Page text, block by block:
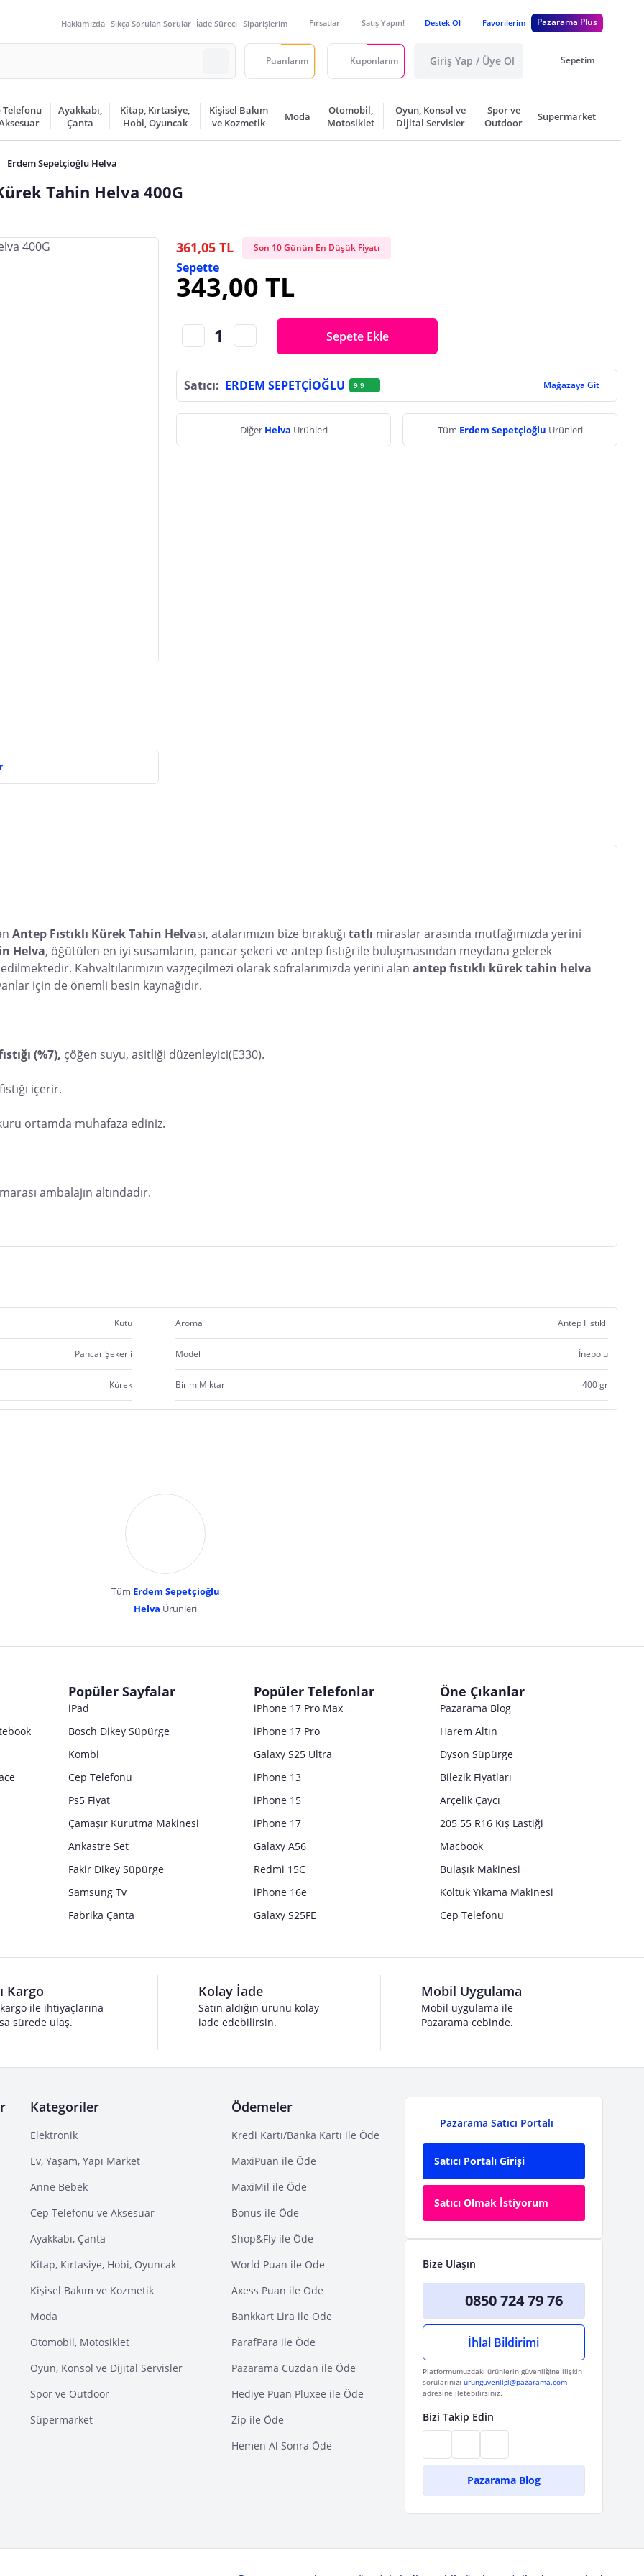
Hakkımızda Sıkça Sorulan Sorular İade Süreci Siparişlerim Fırsatlar Satış Yapın! Destek Ol Favorilerim Pazarama Plus
Puanlarım Kuponlarım Giriş Yap / Üye Ol Sepetim
Telefonu
Ayakkabı,
Çanta
Kitap, Kırtasiye,
Hobi, Oyuncak
Kişisel Bakım
ve Kozmetik
Moda
Otomobil,
Motosiklet
Oyun, Konsol ve
Dijital Servisler
Spor ve
Outdoor
Süpermarket
Erdem Sepetçioğlu Helva
Tahin Helva 400G
361,05 TL Son 10 Günün En Düşük Fiyatı
Sepette
343,00 TL
Sepete Ekle
Satıcı: ERDEM SEPETÇİOĞLU 9.9 Mağazaya Git
Diğer Helva Ürünleri Tüm Erdem Sepetçioğlu Ürünleri
Antep Fıstıklı Kürek Tahin Helvası, atalarımızın bize bıraktığı tatlı miraslar arasında mutfağımızda yerini
Helva, öğütülen en iyi susamların, pancar şekeri ve antep fıstığı ile buluşmasından meydana gelerek
Kahvaltılarımızın vazgeçilmezi olarak sofralarımızda yerini alan
için de önemli besin kaynağıdır.
(%7), çöğen suyu, asitliği düzenleyici(E330).
içerir.
ortamda muhafaza ediniz.
ambalajın altındadır.
Kutu Aroma Antep Fıstıklı
Pancar Şekerli Model İnebolu
Kürek Birim Miktarı 400 gr
Satıcı bilgi girişi yapmamıştır.
Satıcı bilgi girişi yapmamıştır.
Satıcı bilgi girişi yapmamıştır.
Satıcı bilgi girişi yapmamıştır.
Tüm Erdem Sepetçioğlu
Helva Ürünleri
Popüler Sayfalar
iPad
Bosch Dikey Süpürge
Kombi
Cep Telefonu
Ps5 Fiyat
Çamaşır Kurutma Makinesi
Ankastre Set
Fakir Dikey Süpürge
Samsung Tv
Fabrika Çanta
Popüler Telefonlar
iPhone 17 Pro Max
iPhone 17 Pro
Galaxy S25 Ultra
iPhone 13
iPhone 15
iPhone 17
Galaxy A56
Redmi 15C
iPhone 16e
Galaxy S25FE
Öne Çıkanlar
Pazarama Blog
Harem Altın
Dyson Süpürge
Bilezik Fiyatları
Arçelik Çaycı
205 55 R16 Kış Lastiği
Macbook
Bulaşık Makinesi
Koltuk Yıkama Makinesi
Cep Telefonu
Kargo
kargo ile ihtiyaçlarına
sürede ulaş.
Kolay İade
Satın aldığın ürünü kolay
iade edebilirsin.
Mobil Uygulama
Mobil uygulama ile
Pazarama cebinde.
Kategoriler
Elektronik
Ev, Yaşam, Yapı Market
Anne Bebek
Cep Telefonu ve Aksesuar
Ayakkabı, Çanta
Kitap, Kırtasiye, Hobi, Oyuncak
Kişisel Bakım ve Kozmetik
Moda
Otomobil, Motosiklet
Oyun, Konsol ve Dijital Servisler
Spor ve Outdoor
Süpermarket
Ödemeler
Kredi Kartı/Banka Kartı ile Öde
MaxiPuan ile Öde
MaxiMil ile Öde
Bonus ile Öde
Shop&Fly ile Öde
World Puan ile Öde
Axess Puan ile Öde
Bankkart Lira ile Öde
ParafPara ile Öde
Pazarama Cüzdan ile Öde
Hediye Puan Pluxee ile Öde
Zip ile Öde
Hemen Al Sonra Öde
Pazarama Satıcı Portalı
Satıcı Portalı Girişi
Satıcı Olmak İstiyorum
Bize Ulaşın
0850 724 79 76
İhlal Bildirimi
Platformumuzdaki ürünlerin güvenliğine ilişkin
sorularınızı urunguvenligi@pazarama.com
adresine iletebilirsiniz.
Bizi Takip Edin
Pazarama Blog